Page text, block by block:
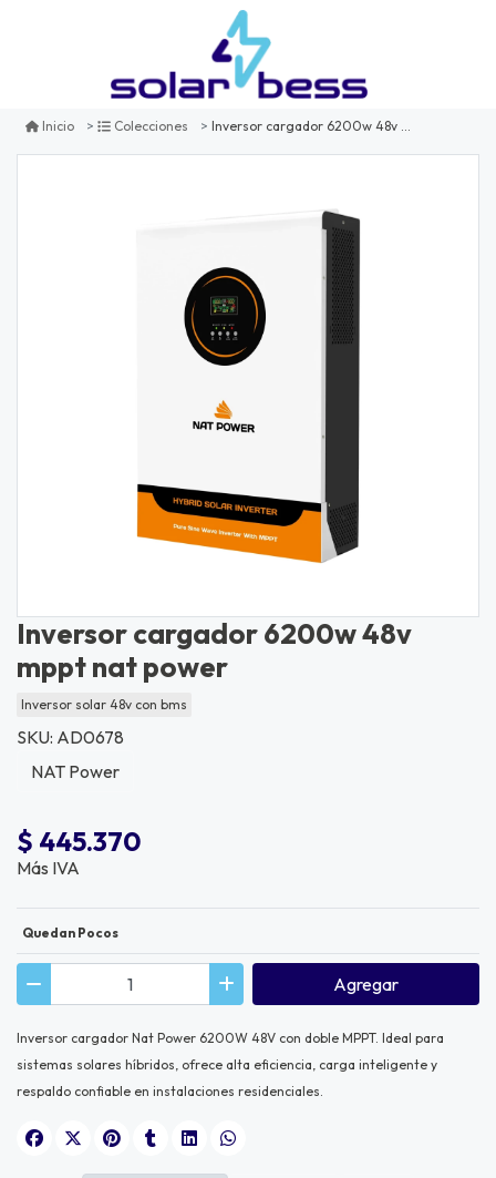
Inicio Colecciones Inversor cargador 6200w 48v mppt nat power
Inversor cargador 6200w 48v
mppt nat power
Inversor solar 48v con bms
SKU: AD0678
NAT Power
$ 445.370
Más IVA
Quedan Pocos
Agregar
Inversor cargador Nat Power 6200W 48V con doble MPPT. Ideal para
sistemas solares híbridos, ofrece alta eficiencia, carga inteligente y
respaldo confiable en instalaciones residenciales.